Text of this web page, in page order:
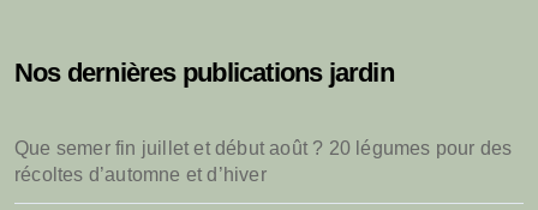
r
e
r
Nos dernières publications jardin
Que semer fin juillet et début août ? 20 légumes pour des
récoltes d’automne et d’hiver